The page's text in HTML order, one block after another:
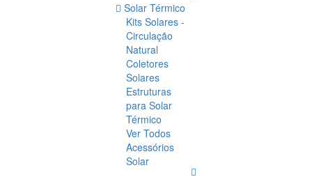
Solar Térmico
Kits Solares -
Circulação
Natural
Coletores
Solares
Estruturas
para Solar
Térmico
Ver Todos
Acessórios
Solar